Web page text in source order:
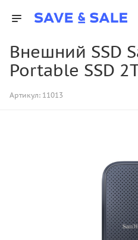
Внешний SSD
Portable SSD
Артикул: 11013